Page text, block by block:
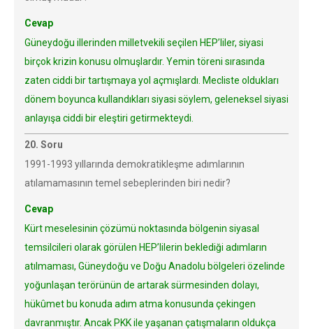
Cevap
Güneydoğu illerinden milletvekili seçilen HEP’liler, siyasi
birçok krizin konusu olmuşlardır. Yemin töreni sırasında
zaten ciddi bir tartışmaya yol açmışlardı. Mecliste oldukları
dönem boyunca kullandıkları siyasi söylem, geleneksel siyasi
anlayışa ciddi bir eleştiri getirmekteydi.
20. Soru
1991-1993 yıllarında demokratikleşme adımlarının
atılamamasının temel sebeplerinden biri nedir?
Cevap
Kürt meselesinin çözümü noktasında bölgenin siyasal
temsilcileri olarak görülen HEP’lilerin beklediği adımların
atılmaması, Güneydoğu ve Doğu Anadolu bölgeleri özelinde
yoğunlaşan terörünün de artarak sürmesinden dolayı,
hükûmet bu konuda adım atma konusunda çekingen
davranmıştır. Ancak PKK ile yaşanan çatışmaların oldukça